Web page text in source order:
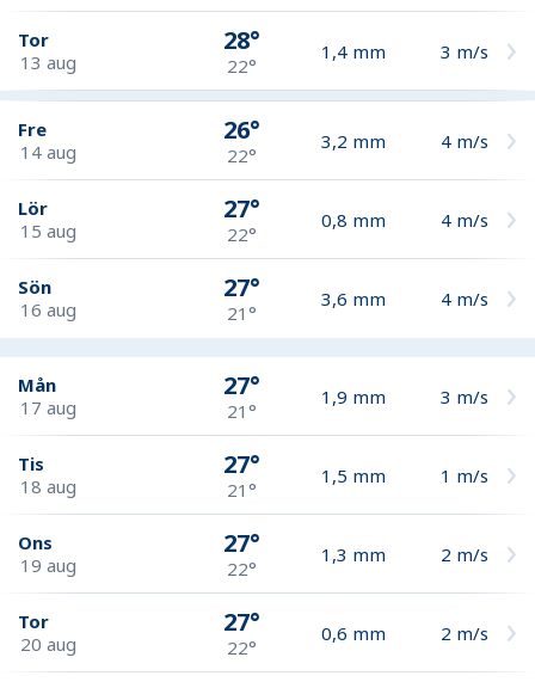
Tor
13 aug
28°
22°
1,4 mm 3 m/s
Fre
14 aug
26°
22°
3,2 mm 4 m/s
Lör
15 aug
27°
22°
0,8 mm 4 m/s
Sön
16 aug
27°
21°
3,6 mm 4 m/s
Mån
17 aug
27°
21°
1,9 mm 3 m/s
Tis
18 aug
27°
21°
1,5 mm 1 m/s
Ons
19 aug
27°
22°
1,3 mm 2 m/s
Tor
20 aug
27°
22°
0,6 mm 2 m/s